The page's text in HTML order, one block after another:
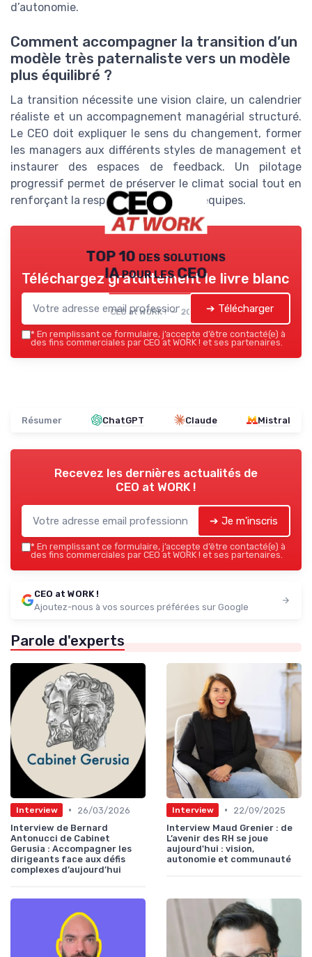
d’autonomie.
Comment accompagner la transition d’un
modèle très paternaliste vers un modèle
plus équilibré ?
La transition nécessite une vision claire, un calendrier
réaliste et un accompagnement managérial structuré.
Le CEO doit expliquer le sens du changement, former
les managers aux différents styles de management et
instaurer des espaces de feedback. Un pilotage
progressif permet de préserver le climat social tout en
renforçant la responsabilisation des équipes.
TOP 10 des solutions
IA pour les CEO
CEO at WORK ! — 2026
Téléchargez gratuitement le livre blanc
➔ Télécharger
* En remplissant ce formulaire, j’accepte d’être contacté(e) à
des fins commerciales par CEO at WORK ! et ses partenaires.
Résumer ChatGPT Claude Mistral
Recevez les dernières actualités de
CEO at WORK !
➔ Je m'inscris
* En remplissant ce formulaire, j’accepte d’être contacté(e) à
des fins commerciales par CEO at WORK ! et ses partenaires.
CEO at WORK !
Ajoutez-nous à vos sources préférées sur Google
Parole d'experts
Interview •
26/03/2026
Interview de Bernard
Antonucci de Cabinet
Gerusia : Accompagner les
dirigeants face aux défis
complexes d’aujourd’hui
Interview •
22/09/2025
Interview Maud Grenier : de
L’avenir des RH se joue
aujourd'hui : vision,
autonomie et communauté